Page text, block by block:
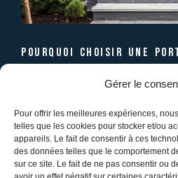
Gérer le
Pour offrir les meilleures expériences,
telles que les cookies pour stocker et/ou
appareils. Le fait de consentir à ces
des données telles que le comportement
sur ce site. Le fait de ne pas consentir ou
pourquoi choisir une
Vous le savez, la porte d'entrée est
Réseaux sociaux